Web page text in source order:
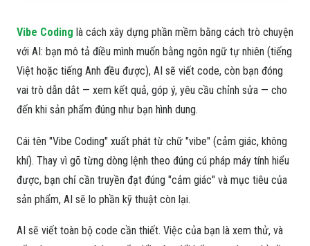
Vibe Coding là cách xây dựng phần mềm bằng cách trò chuyện
với AI: bạn mô tả điều mình muốn bằng ngôn ngữ tự nhiên (tiếng
Việt hoặc tiếng Anh đều được), AI sẽ viết code, còn bạn đóng
vai trò dẫn dắt — xem kết quả, góp ý, yêu cầu chỉnh sửa — cho
đến khi sản phẩm đúng như bạn hình dung.
Cái tên "Vibe Coding" xuất phát từ chữ "vibe" (cảm giác, không
khí). Thay vì gõ từng dòng lệnh theo đúng cú pháp máy tính hiểu
được, bạn chỉ cần truyền đạt đúng "cảm giác" và mục tiêu của
sản phẩm, AI sẽ lo phần kỹ thuật còn lại.
AI sẽ viết toàn bộ code cần thiết. Việc của bạn là xem thử, và